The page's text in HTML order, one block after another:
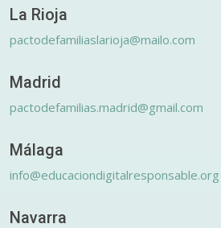
La Rioja
pactodefamiliaslarioja@mailo.com
Madrid
pactodefamilias.madrid@gmail.com
Málaga
info@educaciondigitalresponsable.org
Navarra